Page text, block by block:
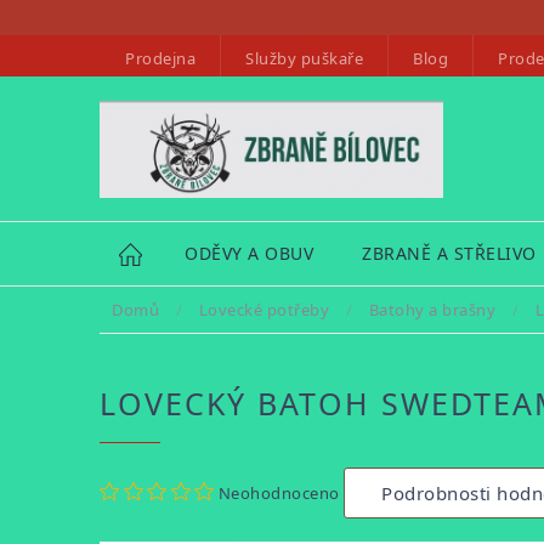
Prodejna Služby puškaře Blog
HOME ODĚVY A OBUV ZBRANĚ A STŘELIVO
Domů / Lovecké potřeby / Batohy a brašny /
LOVECKÝ BATOH
hodnocení
Neohodnoceno Podrobnosti